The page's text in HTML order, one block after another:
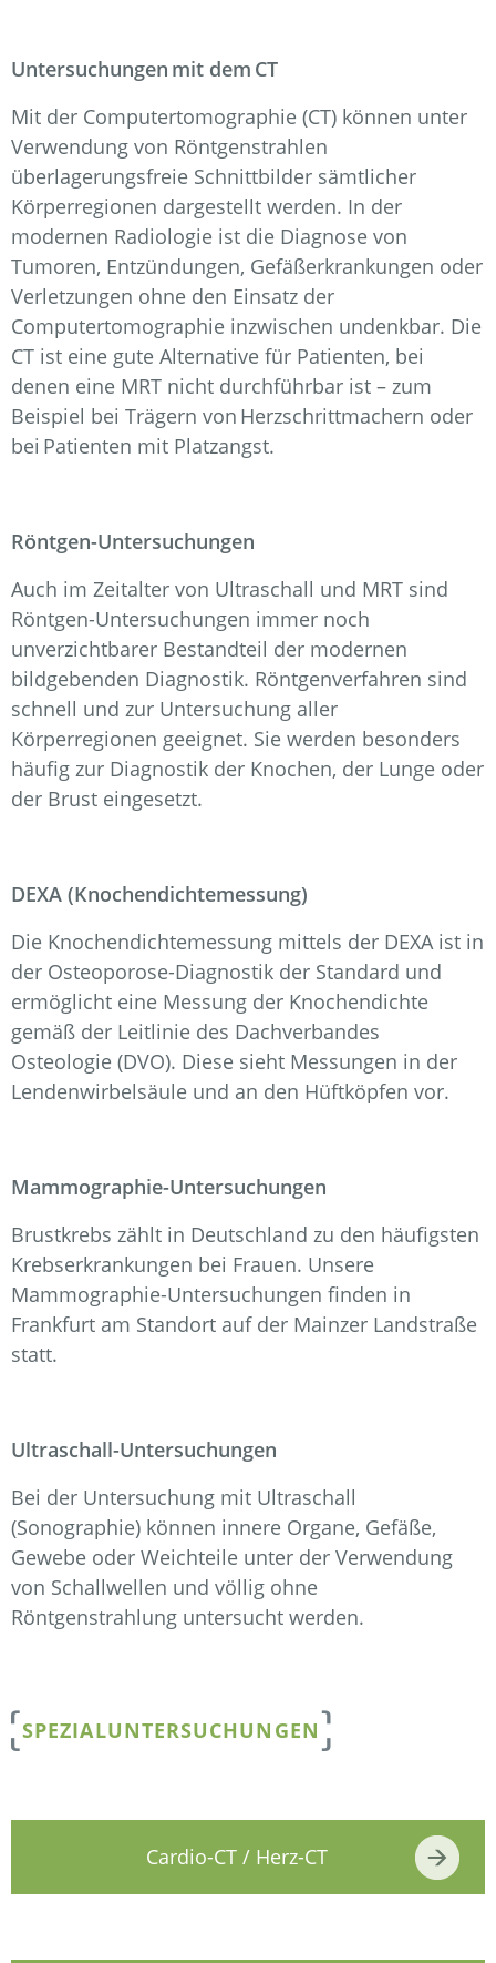
Untersuchungen mit dem CT
Mit der Computertomographie (CT) können unter
Verwendung von Röntgenstrahlen
überlagerungsfreie Schnittbilder sämtlicher
Körperregionen dargestellt werden. In der
modernen Radiologie ist die Diagnose von
Tumoren, Entzündungen, Gefäßerkrankungen oder
Verletzungen ohne den Einsatz der
Computertomographie inzwischen undenkbar. Die
CT ist eine gute Alternative für Patienten, bei
denen eine MRT nicht durchführbar ist – zum
Beispiel bei Trägern von Herzschrittmachern oder
bei Patienten mit Platzangst.
Röntgen-Untersuchungen
Auch im Zeitalter von Ultraschall und MRT sind
Röntgen-Untersuchungen immer noch
unverzichtbarer Bestandteil der modernen
bildgebenden Diagnostik. Röntgenverfahren sind
schnell und zur Untersuchung aller
Körperregionen geeignet. Sie werden besonders
häufig zur Diagnostik der Knochen, der Lunge oder
der Brust eingesetzt.
DEXA (Knochendichtemessung)
Die Knochendichtemessung mittels der DEXA ist in
der Osteoporose-Diagnostik der Standard und
ermöglicht eine Messung der Knochendichte
gemäß der Leitlinie des Dachverbandes
Osteologie (DVO). Diese sieht Messungen in der
Lendenwirbelsäule und an den Hüftköpfen vor.
Mammographie-Untersuchungen
Brustkrebs zählt in Deutschland zu den häufigsten
Krebserkrankungen bei Frauen. Unsere
Mammographie-Untersuchungen finden in
Frankfurt am Standort auf der Mainzer Landstraße
statt.
Ultraschall-Untersuchungen
Bei der Untersuchung mit Ultraschall
(Sonographie) können innere Organe, Gefäße,
Gewebe oder Weichteile unter der Verwendung
von Schallwellen und völlig ohne
Röntgenstrahlung untersucht werden.
SPEZIALUNTERSUCHUNGEN
Cardio-CT / Herz-CT